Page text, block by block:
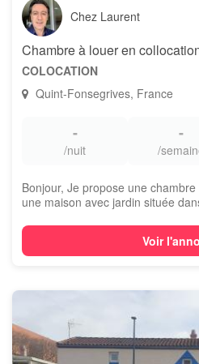
Chez Laurent
COLOCATION
Quint-Fonsegrives, France
-
/nuit
-
/
Bonjour, Je propose une
une maison avec jardin située
Voir